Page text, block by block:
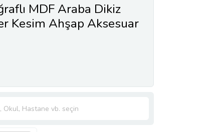
MDF Araba Dikiz
Kesim Ahşap Aksesuar